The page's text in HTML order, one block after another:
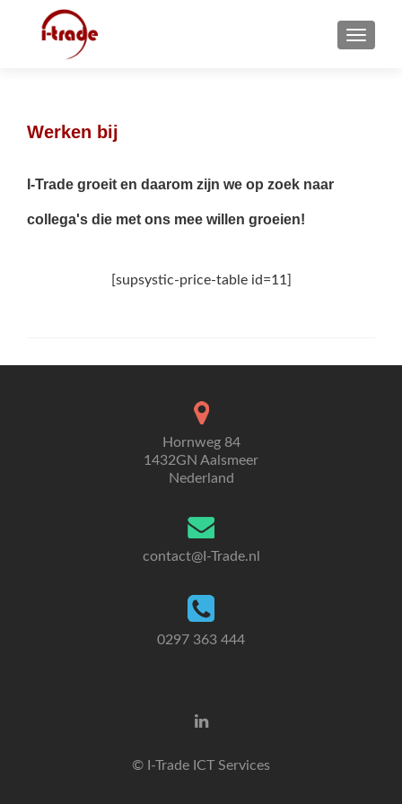
MENU
Werken bij
I-Trade groeit en daarom zijn we op zoek naar
collega's die met ons mee willen groeien!
[supsystic-price-table id=11]
Hornweg 84
1432GN Aalsmeer
Nederland
contact@I-Trade.nl
0297 363 444
© I-Trade ICT Services